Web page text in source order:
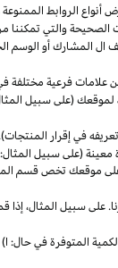
أنواع الروابط
الصحيحة والتي تمكننا
ال المشارك أو الوسم
علامات فرعية مختلفة
لموقعك (على سبيل
في إقرار
معينة (على سبيل المثال:
على موقعك تخص قسم
.علىسبيل المثال،إذا
المتوفرة في حال: ا)